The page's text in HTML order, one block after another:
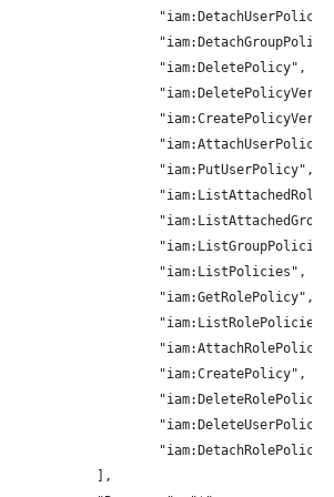
				"iam:DeletePolicy",
				"iam:PutUserPolicy",
				"iam:ListPolicies",
				"iam:GetRolePolicy",
				"iam:CreatePolicy",
				"iam:DetachRolePolicy"
			],